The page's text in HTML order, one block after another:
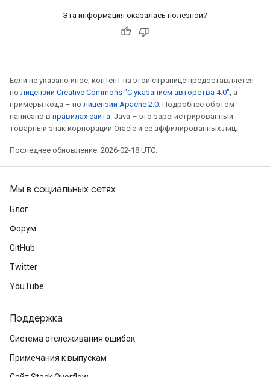
Эта информация оказалась полезной?
Если не указано иное, контент на этой странице предоставляется
по лицензии Creative Commons "С указанием авторства 4.0", а
примеры кода – по лицензии Apache 2.0. Подробнее об этом
написано в правилах сайта. Java – это зарегистрированный
товарный знак корпорации Oracle и ее аффилированных лиц.
Последнее обновление: 2026-02-18 UTC.
Мы в социальных сетях
Блог
Форум
GitHub
Twitter
YouTube
Поддержка
Система отслеживания ошибок
Примечания к выпускам